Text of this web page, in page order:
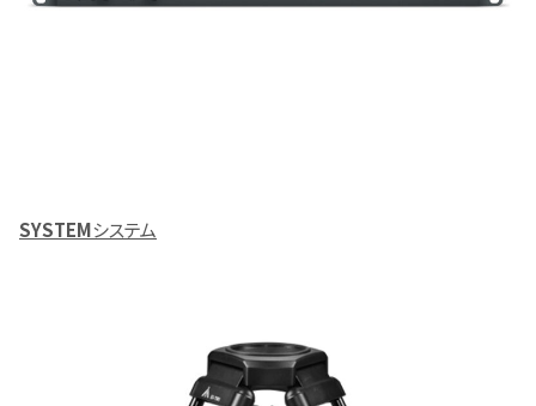
SYSTEMシステム